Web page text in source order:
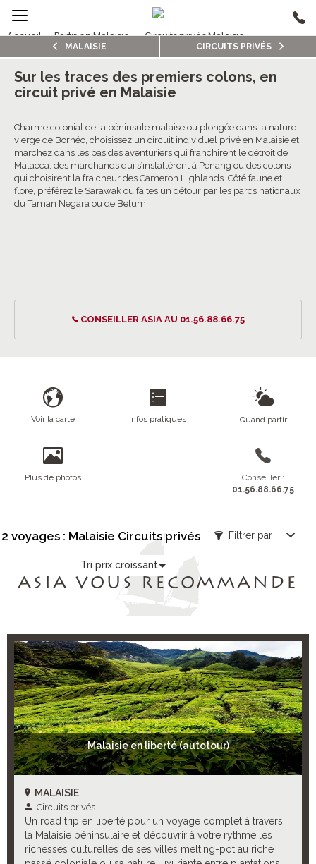
Accueil› Partir en Malaisie› Circuits privés Malaisie
Circuits privés Malaisie
3.0/5 (1 avis clients)
Sur les traces des premiers colons, en
circuit privé en Malaisie
Charme colonial de la péninsule malaise ou plongée dans la nature
vierge de Bornéo, choisissez un circuit individuel privé en Malaisie et
marchez dans les pas des aventuriers qui franchirent le détroit de
Malacca, des marchands qui s’installèrent à Penang ou des colons
qui choisirent la fraicheur des Cameron Highlands. Côté faune et
flore, préférez le Sarawak ou faites un détour par les parcs nationaux
du Taman Negara ou de Belum.
CONSEILLER ASIA AU 01.56.88.66.75
Voir la carte Infos pratiques Quand partir
Plus de photos
Conseiller :
01.56.88.66.75
MALAISIE CIRCUITS PRIVÉS
2 voyages : Malaisie Circuits privés
Tri prix croissant
Filtrer par
ASIA VOUS RECOMMANDE
Malaisie en liberté (autotour)
MALAISIE
Circuits privés
Un road trip en liberté pour un voyage complet à travers
la Malaisie péninsulaire et découvrir à votre rythme les
richesses culturelles de ses villes melting-pot au riche